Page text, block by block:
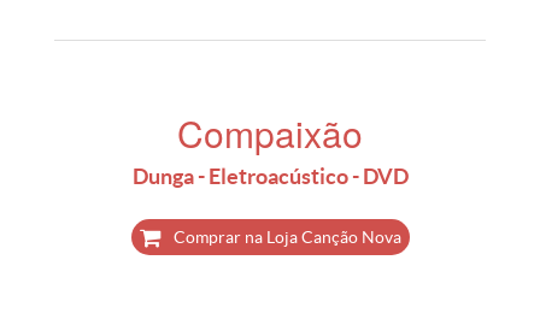
Compaixão
Dunga - Eletroacústico - DVD
Comprar na Loja Canção Nova